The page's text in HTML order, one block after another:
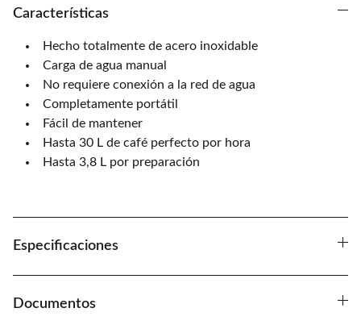
Características
Hecho totalmente de acero inoxidable
Carga de agua manual
No requiere conexión a la red de agua
Completamente portátil
Fácil de mantener
Hasta 30 L de café perfecto por hora
Hasta 3,8 L por preparación
Especificaciones
Documentos